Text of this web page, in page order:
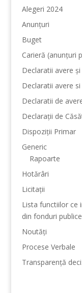
Alegeri 2024
Anunțuri
Buget
Carieră (anunțuri
Declaratii avere
Declaratii avere
Declaratii de
Declarații de
Dispoziții Primar
Generic
Rapoarte
Hotărâri
Licitații
Lista functiilor ce
din fonduri publice
Noutăți
Procese Verbale
Transparență